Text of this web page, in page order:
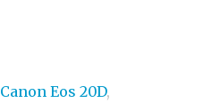
Canon Eos 20D,